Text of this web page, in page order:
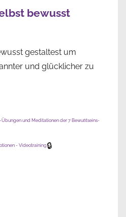
bewusst
gestaltest um
und glücklicher zu
🔒